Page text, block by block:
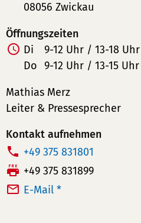
08056 Zwickau
Öffnungszeiten
Di
9-12 Uhr / 13-18 Uhr
Do 9-12 Uhr / 13-15 Uhr
Mathias Merz
Leiter & Pressesprecher
Kontakt aufnehmen
T
e
l
+49 375 831801
F
a
+49 375 831899
E-Mail *